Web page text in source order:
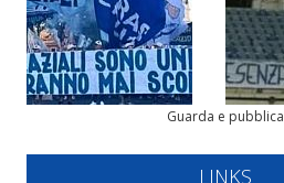
Guarda e pubblica
LINKS